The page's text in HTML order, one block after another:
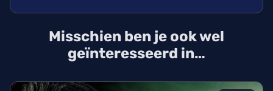
Misschien ben je ook wel
geïnteresseerd in…